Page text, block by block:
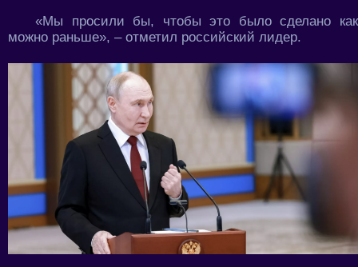
«Мы просили бы, чтобы это было сделано как
можно раньше», – отметил российский лидер.